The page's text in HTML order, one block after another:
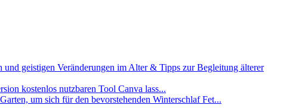
und geistigen Veränderungen im Alter & Tipps zur Begleitung älterer
kostenlos nutzbaren Tool Canva lass...
um sich für den bevorstehenden Winterschlaf Fet...